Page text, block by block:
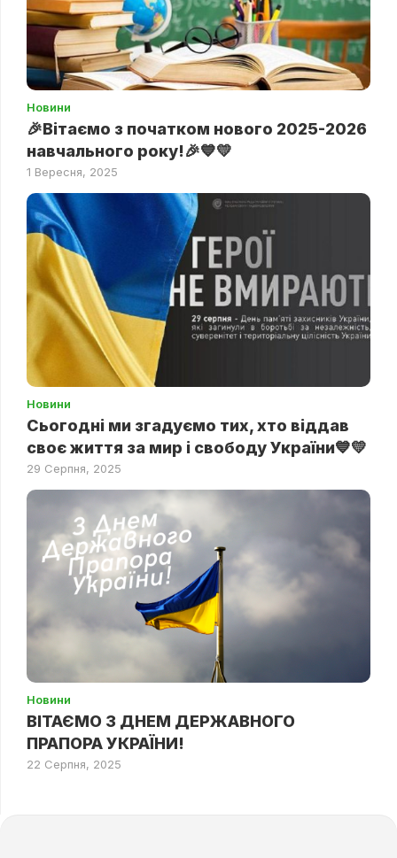
Новини
🎉Вітаємо з початком нового 2025-2026
навчального року!🎉💙💛
1 Вересня, 2025
Новини
Сьогодні ми згадуємо тих, хто віддав
своє життя за мир і свободу України💙💛
29 Серпня, 2025
Новини
ВІТАЄМО З ДНЕМ ДЕРЖАВНОГО
ПРАПОРА УКРАЇНИ!
22 Серпня, 2025